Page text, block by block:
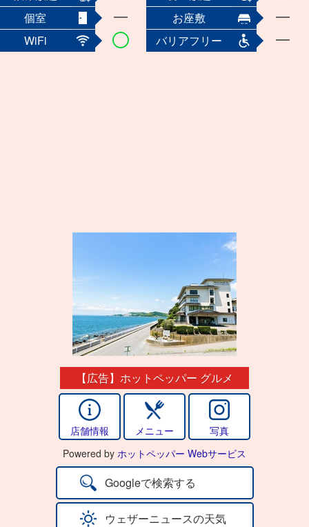
個室
お座敷
WiFi
バリアフリー
【広告】ホットペッパー グルメ
店舗情報 メニュー
写真
Powered by ホットペッパー Webサービス
Googleで検索する
ウェザーニュースの天気